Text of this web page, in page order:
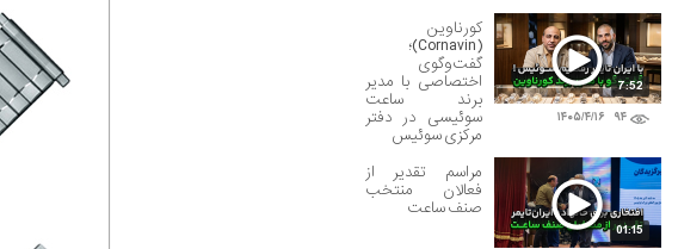
۹۴ ۱۴۰۵/۴/۱۶
7:52
کورناوین
(Cornavin)؛
گفت‌وگوی
اختصاصی با مدیر
برند ساعت
سوئیسی در دفتر
مرکزی سوئیس
01:15
مراسم تقدیر از
فعالان منتخب
صنف ساعت